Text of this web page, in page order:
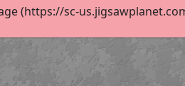
(https://sc-